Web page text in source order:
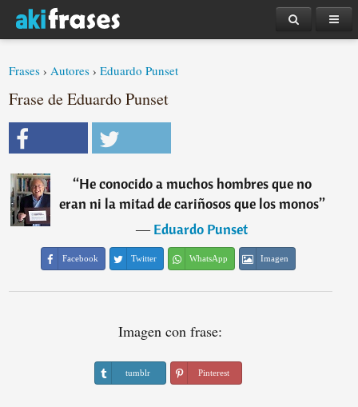
Frases ›Autores ›Eduardo Punset
Frase de Eduardo Punset
“He conocido a muchos hombres que no
eran ni la mitad de cariñosos que los monos”
―Eduardo Punset
Facebook Twitter WhatsApp Imagen
Imagen con frase:
tumblr Pinterest